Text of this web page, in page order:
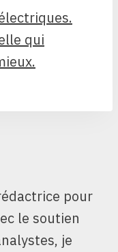
qui
pour
le soutien
je